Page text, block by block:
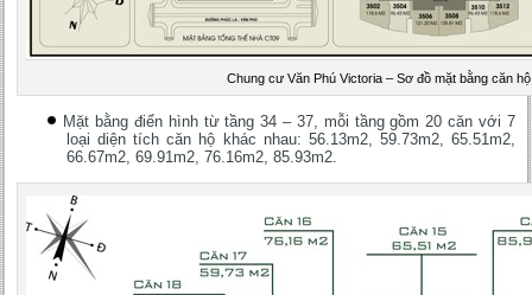
Chung cư Văn Phú Victoria – Sơ đồ mặt bằng căn
Mặt bằng điển hình từ tầng 34 – 37, mỗi tầng gồm 20 căn với 7
loại diện tích căn hộ khác nhau: 56.13m2, 59.73m2, 65.51m2,
66.67m2, 69.91m2, 76.16m2, 85.93m2.